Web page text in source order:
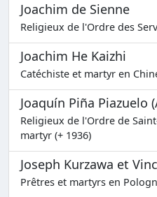
Joachim de Sienne
Religieux de l'Ordre des
Joachim He Kaizhi
Catéchiste et martyr en
Joaquín Piña Piazuelo
Religieux de l'Ordre de
martyr (+ 1936)
Joseph Kurzawa et
Prêtres et martyrs en